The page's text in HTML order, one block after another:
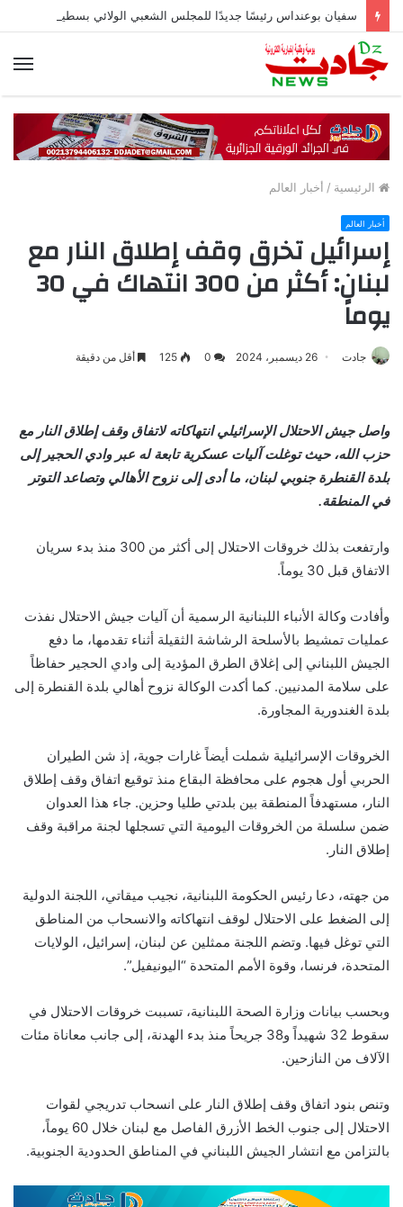
الرئيسية / أخبار العالم
أخبار العالم
إسرائيل تخرق وقف إطلاق النار مع
لبنان: أكثر من 300 انتهاك في 30
يوماً
جادت 26 ديسمبر، 2024 0
125 أقل من دقيقة
واصل جيش الاحتلال الإسرائيلي انتهاكاته لاتفاق وقف إطلاق النار مع
حزب الله، حيث توغلت آليات عسكرية تابعة له عبر وادي الحجير إلى
بلدة القنطرة جنوبي لبنان، ما أدى إلى نزوح الأهالي وتصاعد التوتر
في المنطقة.
وارتفعت بذلك خروقات الاحتلال إلى أكثر من 300 منذ بدء سريان
الاتفاق قبل 30 يوماً.
وأفادت وكالة الأنباء اللبنانية الرسمية أن آليات جيش الاحتلال نفذت
عمليات تمشيط بالأسلحة الرشاشة الثقيلة أثناء تقدمها، ما دفع
الجيش اللبناني إلى إغلاق الطرق المؤدية إلى وادي الحجير حفاظاً
على سلامة المدنيين. كما أكدت الوكالة نزوح أهالي بلدة القنطرة إلى
بلدة الغندورية المجاورة.
الخروقات الإسرائيلية شملت أيضاً غارات جوية، إذ شن الطيران
الحربي أول هجوم على محافظة البقاع منذ توقيع اتفاق وقف إطلاق
النار، مستهدفاً المنطقة بين بلدتي طليا وحزين. جاء هذا العدوان
ضمن سلسلة من الخروقات اليومية التي تسجلها لجنة مراقبة وقف
إطلاق النار.
من جهته، دعا رئيس الحكومة اللبنانية، نجيب ميقاتي، اللجنة الدولية
إلى الضغط على الاحتلال لوقف انتهاكاته والانسحاب من المناطق
التي توغل فيها. وتضم اللجنة ممثلين عن لبنان، إسرائيل، الولايات
المتحدة، فرنسا، وقوة الأمم المتحدة “اليونيفيل”.
وبحسب بيانات وزارة الصحة اللبنانية، تسببت خروقات الاحتلال في
سقوط 32 شهيداً و38 جريحاً منذ بدء الهدنة، إلى جانب معاناة مئات
الآلاف من النازحين.
وتنص بنود اتفاق وقف إطلاق النار على انسحاب تدريجي لقوات
الاحتلال إلى جنوب الخط الأزرق الفاصل مع لبنان خلال 60 يوماً،
بالتزامن مع انتشار الجيش اللبناني في المناطق الحدودية الجنوبية.